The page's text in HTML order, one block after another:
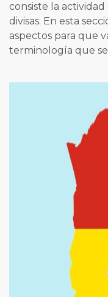
consiste la
divisas. En esta
aspectos para que
terminología que